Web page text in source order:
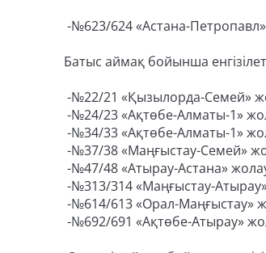
-№623/624 «Астана-
Батыс аймақ бойынша
-№22/21 «Қызылорда-Семей»
-№24/23 «Ақтөбе-Алматы-1»
-№34/33 «Ақтөбе-Алматы-1»
-№37/38 «Маңғыстау-Семей»
-№47/48 «Атырау-Астана»
-№313/314 «Маңғыстау-
-№614/613 «Орал-Маңғыстау»
-№692/691 «Ақтөбе-Атырау»